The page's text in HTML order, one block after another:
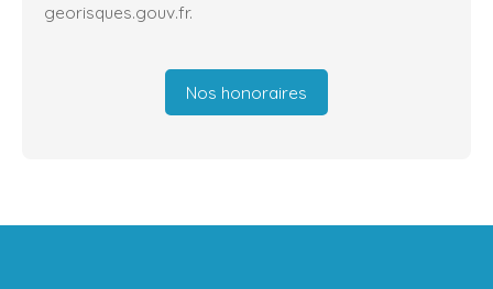
georisques.gouv.fr.
Nos honoraires